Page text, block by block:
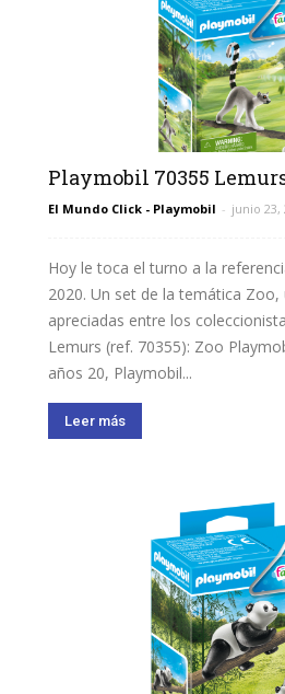
Playmobil 70355
El Mundo Click - Playmobil - junio 23,
Hoy le toca el turno a la
2020. Un set de la temática Zoo,
apreciadas entre los
Lemurs (ref. 70355): Zoo
años 20, Playmobil...
Leer más